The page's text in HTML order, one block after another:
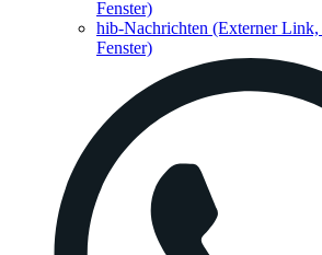
Fenster)
hib-Nachrichten (Externer
Fenster)